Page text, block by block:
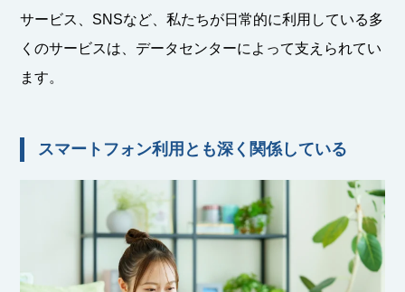
サービス、SNSなど、私たちが日常的に利用している多
くのサービスは、データセンターによって支えられてい
ます。
スマートフォン利用とも深く関係している